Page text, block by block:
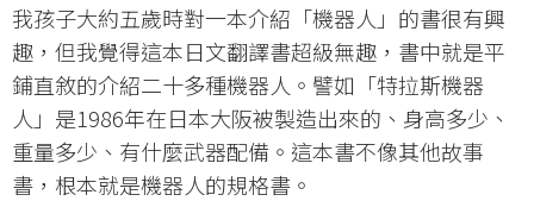
我孩子大約五歲時對一本介紹「機器人」的書很有興
趣，但我覺得這本日文翻譯書超級無趣，書中就是平
鋪直敘的介紹二十多種機器人。譬如「特拉斯機器
人」是1986年在日本大阪被製造出來的、身高多少、
重量多少、有什麼武器配備。這本書不像其他故事
書，根本就是機器人的規格書。